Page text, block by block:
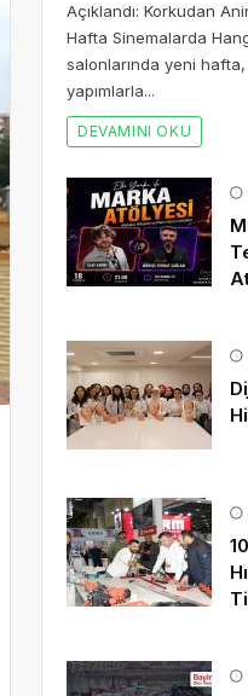
Açıklandı: Korkudan
Hafta Sinemalarda
salonlarında yeni
yapımlarla...
DEVAMINI OKU